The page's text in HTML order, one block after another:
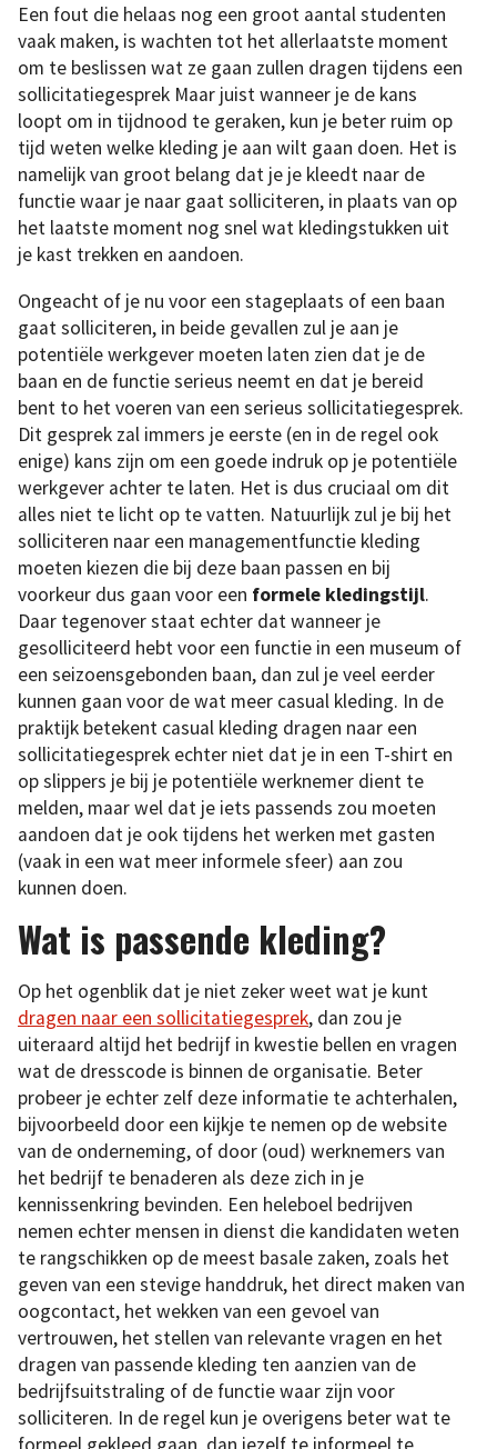
Een fout die helaas nog een groot aantal studenten
vaak maken, is wachten tot het allerlaatste moment
om te beslissen wat ze gaan zullen dragen tijdens een
sollicitatiegesprek Maar juist wanneer je de kans
loopt om in tijdnood te geraken, kun je beter ruim op
tijd weten welke kleding je aan wilt gaan doen. Het is
namelijk van groot belang dat je je kleedt naar de
functie waar je naar gaat solliciteren, in plaats van op
het laatste moment nog snel wat kledingstukken uit
je kast trekken en aandoen.
Ongeacht of je nu voor een stageplaats of een baan
gaat solliciteren, in beide gevallen zul je aan je
potentiële werkgever moeten laten zien dat je de
baan en de functie serieus neemt en dat je bereid
bent to het voeren van een serieus sollicitatiegesprek.
Dit gesprek zal immers je eerste (en in de regel ook
enige) kans zijn om een goede indruk op je potentiële
werkgever achter te laten. Het is dus cruciaal om dit
alles niet te licht op te vatten. Natuurlijk zul je bij het
solliciteren naar een managementfunctie kleding
moeten kiezen die bij deze baan passen en bij
voorkeur dus gaan voor een formele kledingstijl.
Daar tegenover staat echter dat wanneer je
gesolliciteerd hebt voor een functie in een museum of
een seizoensgebonden baan, dan zul je veel eerder
kunnen gaan voor de wat meer casual kleding. In de
praktijk betekent casual kleding dragen naar een
sollicitatiegesprek echter niet dat je in een T-shirt en
op slippers je bij je potentiële werknemer dient te
melden, maar wel dat je iets passends zou moeten
aandoen dat je ook tijdens het werken met gasten
(vaak in een wat meer informele sfeer) aan zou
kunnen doen.
Wat is passende kleding?
Op het ogenblik dat je niet zeker weet wat je kunt
dragen naar een sollicitatiegesprek, dan zou je
uiteraard altijd het bedrijf in kwestie bellen en vragen
wat de dresscode is binnen de organisatie. Beter
probeer je echter zelf deze informatie te achterhalen,
bijvoorbeeld door een kijkje te nemen op de website
van de onderneming, of door (oud) werknemers van
het bedrijf te benaderen als deze zich in je
kennissenkring bevinden. Een heleboel bedrijven
nemen echter mensen in dienst die kandidaten weten
te rangschikken op de meest basale zaken, zoals het
geven van een stevige handdruk, het direct maken van
oogcontact, het wekken van een gevoel van
vertrouwen, het stellen van relevante vragen en het
dragen van passende kleding ten aanzien van de
bedrijfsuitstraling of de functie waar zijn voor
solliciteren. In de regel kun je overigens beter wat te